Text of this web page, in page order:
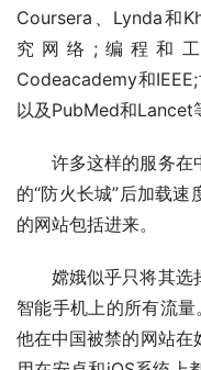
Coursera、Lynda和
究网络;编程和工
Codeacademy和
以及PubMed和Lancet
许多这样的服务在
的“防火长城”后加载
的网站包括进来。
嫦娥似乎只将其选
智能手机上的所有流
他在中国被禁的网站在